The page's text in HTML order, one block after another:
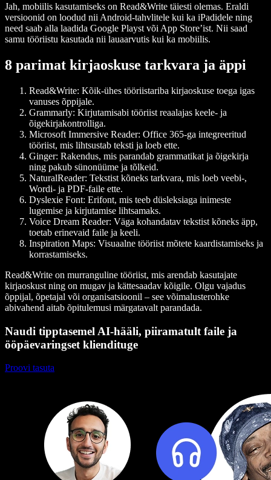
Jah, mobiilis kasutamiseks on Read&Write täiesti olemas. Eraldi
versioonid on loodud nii Android-tahvlitele kui ka iPadidele ning
need saab alla laadida Google Playst või App Store’ist. Nii saad
samu tööriistu kasutada nii lauaarvutis kui ka mobiilis.
8 parimat kirjaoskuse tarkvara ja äppi
Read&Write: Kõik-ühes tööriistariba kirjaoskuse toega igas
vanuses õppijale.
Grammarly: Kirjutamisabi tööriist reaalajas keele- ja
õigekirjakontrolliga.
Microsoft Immersive Reader: Office 365-ga integreeritud
tööriist, mis lihtsustab teksti ja loeb ette.
Ginger: Rakendus, mis parandab grammatikat ja õigekirja
ning pakub sünonüüme ja tõlkeid.
NaturalReader: Tekstist kõneks tarkvara, mis loeb veebi-,
Wordi- ja PDF-faile ette.
Dyslexie Font: Erifont, mis teeb düsleksiaga inimeste
lugemise ja kirjutamise lihtsamaks.
Voice Dream Reader: Väga kohandatav tekstist kõneks äpp,
toetab erinevaid faile ja keeli.
Inspiration Maps: Visuaalne tööriist mõtete kaardistamiseks ja
korrastamiseks.
Read&Write on murranguline tööriist, mis arendab kasutajate
kirjaoskust ning on mugav ja kättesaadav kõigile. Olgu vajadus
õppijal, õpetajal või organisatsioonil – see võimalusterohke
abivahend aitab õpitulemusi märgatavalt parandada.
Naudi tipptasemel AI-hääli, piiramatult faile ja
ööpäevaringset kliendituge
Proovi tasuta